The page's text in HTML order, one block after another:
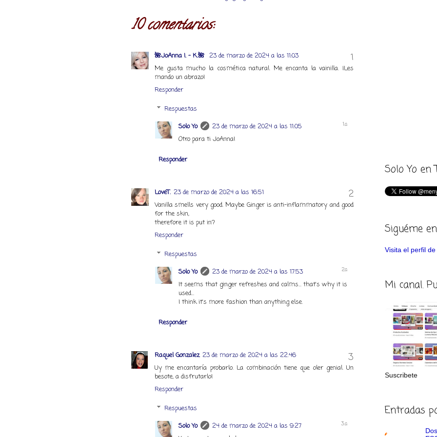
10 comentarios:
🌺JoAnna I. - K.🌺 23 de marzo de 2024 a las 11:03
Me gusta mucho la cosmética natural. Me encanta la vainilla. ¡Les
mando un abrazo!
Responder
Respuestas
Solo Yo
23 de marzo de 2024 a las 11:05
Otro para ti JoAnna!
Responder
LoveT. 23 de marzo de 2024 a las 16:51
Vanilla smells very good. Maybe Ginger is anti-inflammatory and good
for the skin,
therefore it is put in?
Responder
Respuestas
Solo Yo
23 de marzo de 2024 a las 17:53
It seems that ginger refreshes and calms... that's why it is
used...
I think it's more fashion than anything else.
Responder
Raquel Gonzalez 23 de marzo de 2024 a las 22:46
Uy me encantaría probarlo. La combinación tiene que oler genial. Un
besote, a disfrutarlo!
Responder
Respuestas
Solo Yo
24 de marzo de 2024 a las 9:27
Solo Yo en
Siguéme
Visita el perfil
Mi canal.
Suscribete
Entradas